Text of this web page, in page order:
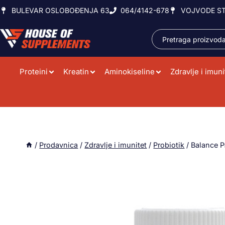
BULEVAR OSLOBOĐENJA 63 064/4142-678 VOJVODE
Proteini Kreatin Aminokiseline Zdravlje i
/ Prodavnica / Zdravlje i imunitet / Probiotik / Balance